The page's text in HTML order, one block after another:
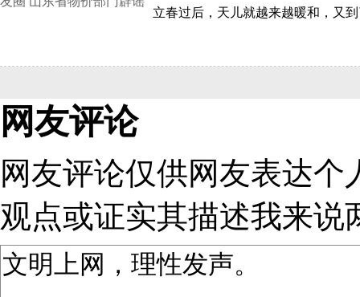
网友评论
网友评论仅供网友表达
观点或证实其描述我来说